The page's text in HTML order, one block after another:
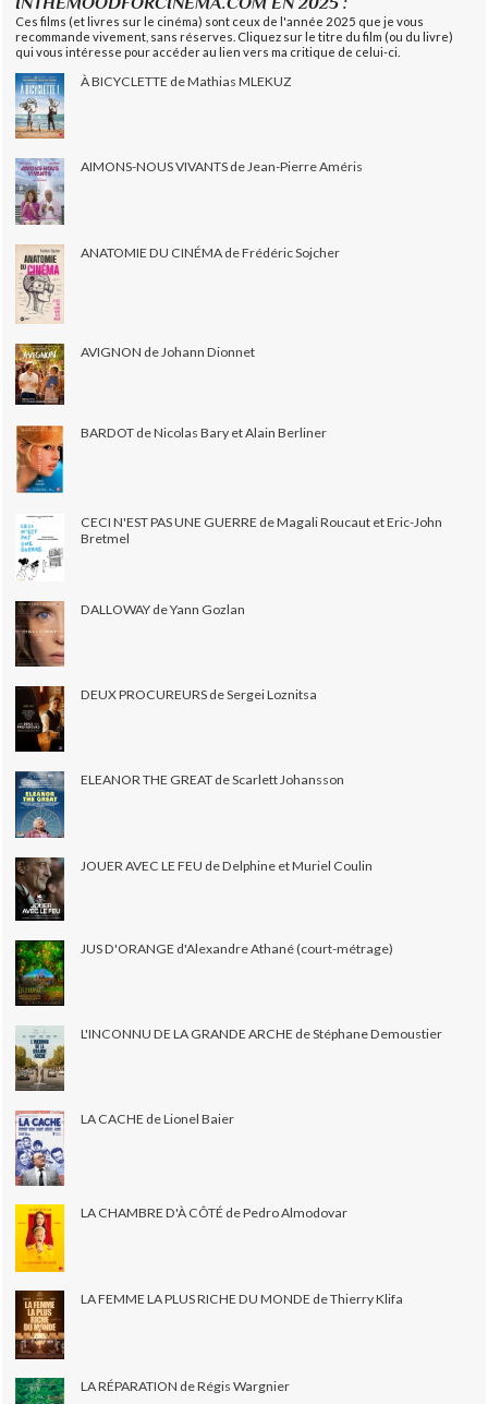
Ces films (et livres sur le cinéma) sont ceux de l'année 2025 que je vous
recommande vivement, sans réserves. Cliquez sur le titre du film (ou du livre)
qui vous intéresse pour accéder au lien vers ma critique de celui-ci.
À BICYCLETTE de Mathias MLEKUZ
AIMONS-NOUS VIVANTS de Jean-Pierre Améris
ANATOMIE DU CINÉMA de Frédéric Sojcher
AVIGNON de Johann Dionnet
BARDOT de Nicolas Bary et Alain Berliner
CECI N'EST PAS UNE GUERRE de Magali Roucaut et Eric-John
Bretmel
DALLOWAY de Yann Gozlan
DEUX PROCUREURS de Sergei Loznitsa
ELEANOR THE GREAT de Scarlett Johansson
JOUER AVEC LE FEU de Delphine et Muriel Coulin
JUS D'ORANGE d'Alexandre Athané (court-métrage)
L'INCONNU DE LA GRANDE ARCHE de Stéphane Demoustier
LA CACHE de Lionel Baier
LA CHAMBRE D'À CÔTÉ de Pedro Almodovar
LA FEMME LA PLUS RICHE DU MONDE de Thierry Klifa
LA RÉPARATION de Régis Wargnier